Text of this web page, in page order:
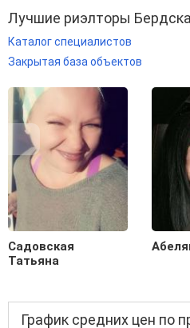
Лучшие риэлторы Бердска
Каталог специалистов
Закрытая база объектов
Садовская
Татьяна
График средних цен по